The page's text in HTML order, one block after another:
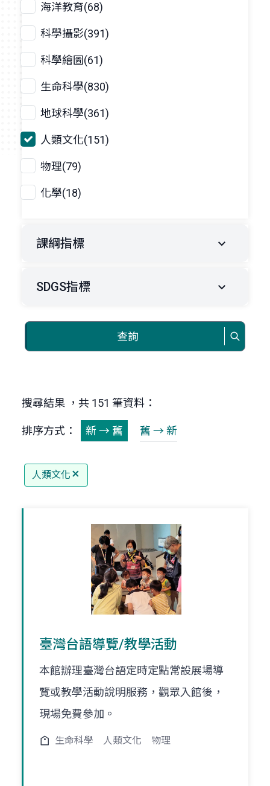
海洋教育(68)
科學攝影(391)
科學繪圖(61)
生命科學(830)
地球科學(361)
人類文化(151)
物理(79)
化學(18)
課綱指標
SDGS指標
查詢
搜尋結果 ，共 151 筆資料：
排序方式： 新 → 舊 舊 → 新
人類文化
臺灣台語導覽/教學活動
本館辦理臺灣台語定時定點常設展場導
覽或教學活動說明服務，觀眾入館後，
現場免費參加。
生命科學 人類文化 物理